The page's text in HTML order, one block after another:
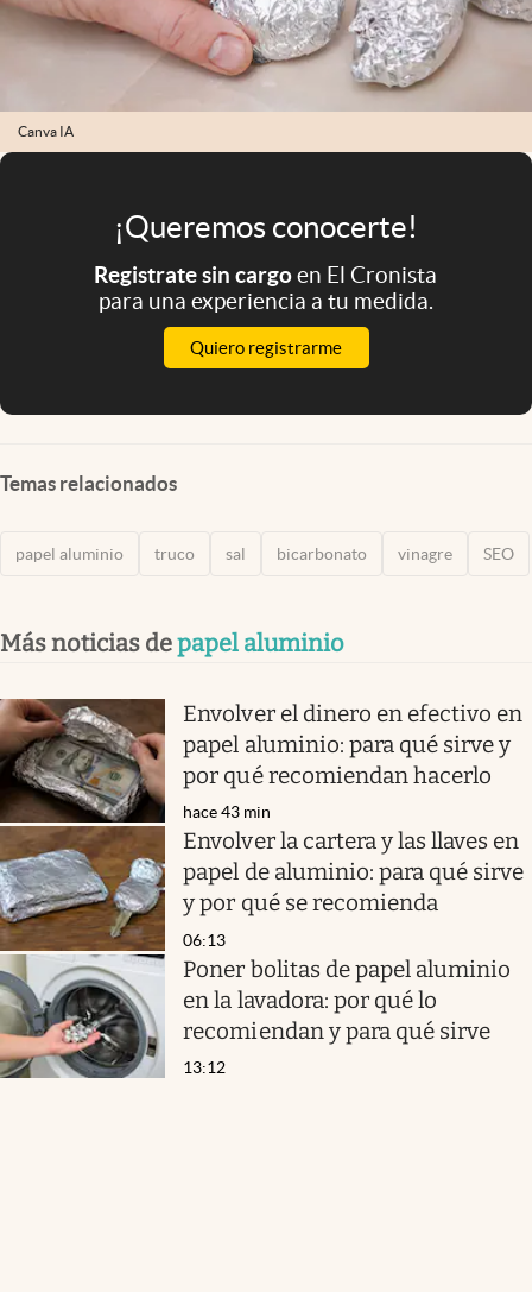
El Cronista Studio
abre en nueva pestaña
Canva IA
¡Queremos conocerte!
Registrate sin cargoen El Cronista
para una experiencia a tu medida.
Quiero registrarme
Temas relacionados
papel aluminio truco sal bicarbonato vinagre SEO
Más noticias depapel aluminio
Envolver el dinero en efectivo en
papel aluminio: para qué sirve y
por qué recomiendan hacerlo
hace 43 min
Envolver la cartera y las llaves en
papel de aluminio: para qué sirve
y por qué se recomienda
06:13
Poner bolitas de papel aluminio
en la lavadora: por qué lo
recomiendan y para qué sirve
13:12